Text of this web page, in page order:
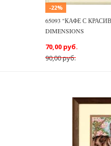
-22%
65093 "КАФЕ С
DIMENSIONS
90,00 руб.
70,00 руб.